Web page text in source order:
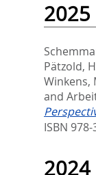
2025
Pätzold,
Winkens,
and
ISBN
2024